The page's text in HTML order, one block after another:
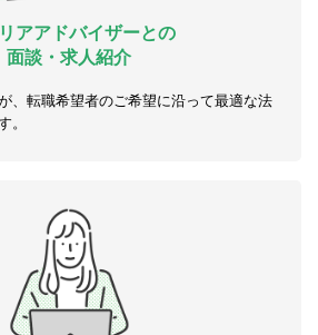
アアドバイザーとの
面談・求人紹介
、転職希望者のご希望に沿って最適な法
。